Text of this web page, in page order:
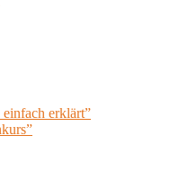
erklärt”